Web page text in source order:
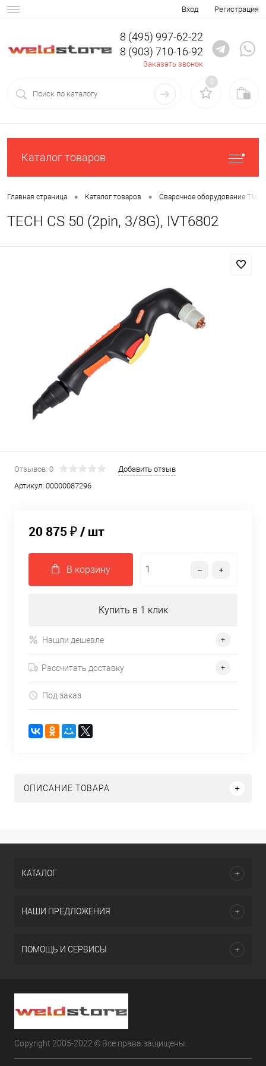
Вход Регистрация
8 (495) 997-62-22
8 (903) 710-16-92
Заказать звонок
0
Каталог товаров
Главная страница • Каталог товаров • Сварочное оборудование ТМ
TECH CS 50 (2pin, 3/8G), IVT6802
Отзывов: 0
Добавить отзыв
Артикул: 00000087296
20 875 ₽/ шт
В корзину
Купить в 1 клик
Нашли дешевле
Рассчитать доставку
Под заказ
ОПИСАНИЕ ТОВАРА
КАТАЛОГ
НАШИ ПРЕДЛОЖЕНИЯ
ПОМОЩЬ И СЕРВИСЫ
Copyright 2005-2022 © Все права защищены.